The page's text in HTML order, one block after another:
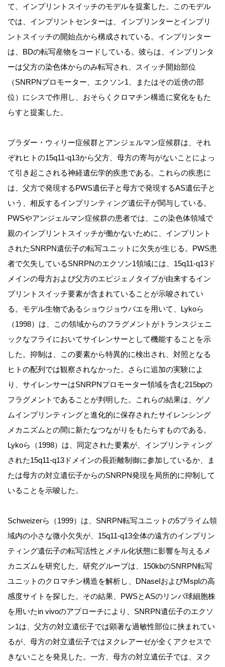
て、インプリントスイッチのモデルを提案した。このモデル
では、インプリントセンターは、インプリンターとインプリ
ントスイッチの開始点から構成されている。インプリンター
は、BDの転写産物をコードしている。彼らは、インプリンタ
ーは父方の染色体からのみ転写され、スイッチ開始部位
（SNRPNプロモーター、エクソン1、またはその近傍の部
位）にシスで作用し、おそらくクロマチン構造に変化をもた
らすと提案した。
プラダー・ウィリー症候群とアンジェルマン症候群は、それ
ぞれヒトの15q11-q13から父方、母方の寄与がないことによっ
て引き起こされる神経遺伝学的疾患である。これらの疾患に
は、父方で発現するPWS遺伝子と母方で発現するAS遺伝子と
いう、相反するインプリンティング遺伝子が関与している。
PWSやアンジェルマン症候群の患者では、この染色体領域で
親のインプリントスイッチが働かないために、インプリント
されたSNRPN遺伝子の転写ユニットに欠失が生じる。PWS患
者で欠失しているSNRPNのエクソン1領域には、15q11-q13ド
メインの母方および父方のエピジェノタイプが由来するイン
プリントスイッチ要素が含まれていることが示唆されてい
る。モデル生物であるショウジョウバエを用いて、Lykoら
（1998）は、この領域からのフラグメントがトランスジェニ
ックなフライにおいてサイレンサーとして機能することを示
した。抑制は、この要素から特異的に検出され、対照となる
ヒトの配列では観察されなかった。さらに追加の実験によ
り、サイレンサーはSNRPNプロモーター領域を含む215bpの
フラグメントであることが判明した。これらの結果は、ゲノ
ムインプリンティングと進化的に保存されたサイレンシング
メカニズムとの間に新たなつながりをもたらすものである。
Lykoら（1998）は、同定された要素が、インプリンティング
された15q11-q13ドメインの長距離制御に参加しているか、ま
たは母方の対立遺伝子からのSNRPN発現を局所的に抑制して
いることを示唆した。
Schweizerら（1999）は、SNRPN転写ユニットの5プライム領
域内の小さな微小欠失が、15q11-q13全体の遠方のインプリン
ティング遺伝子の転写活性とメチル化状態に影響を与えるメ
カニズムを研究した。研究グループは、150kbのSNRPN転写
ユニットのクロマチン構造を解析し、DNaseIおよびMspIの高
感度サイトを探した。その結果、PWSとASのリンパ球細胞株
を用いたin vivoのアプローチにより、SNRPN遺伝子のエクソ
ン1は、父方の対立遺伝子では顕著な過敏性部位に挟まれてい
るが、母方の対立遺伝子ではヌクレアーゼが全くアクセスで
きないことを発見した。一方、母方の対立遺伝子では、ヌク